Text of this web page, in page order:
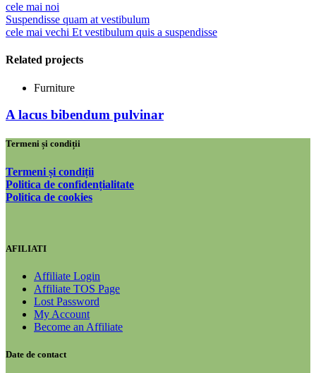
cele mai noi
Suspendisse quam at vestibulum
cele mai vechi Et vestibulum quis a suspendisse
Related projects
Furniture
A lacus bibendum pulvinar
Termeni și condiții
Termeni și condiții
Politica de confidențialitate
Politica de cookies
AFILIATI
Affiliate Login
Affiliate TOS Page
Lost Password
My Account
Become an Affiliate
Date de contact